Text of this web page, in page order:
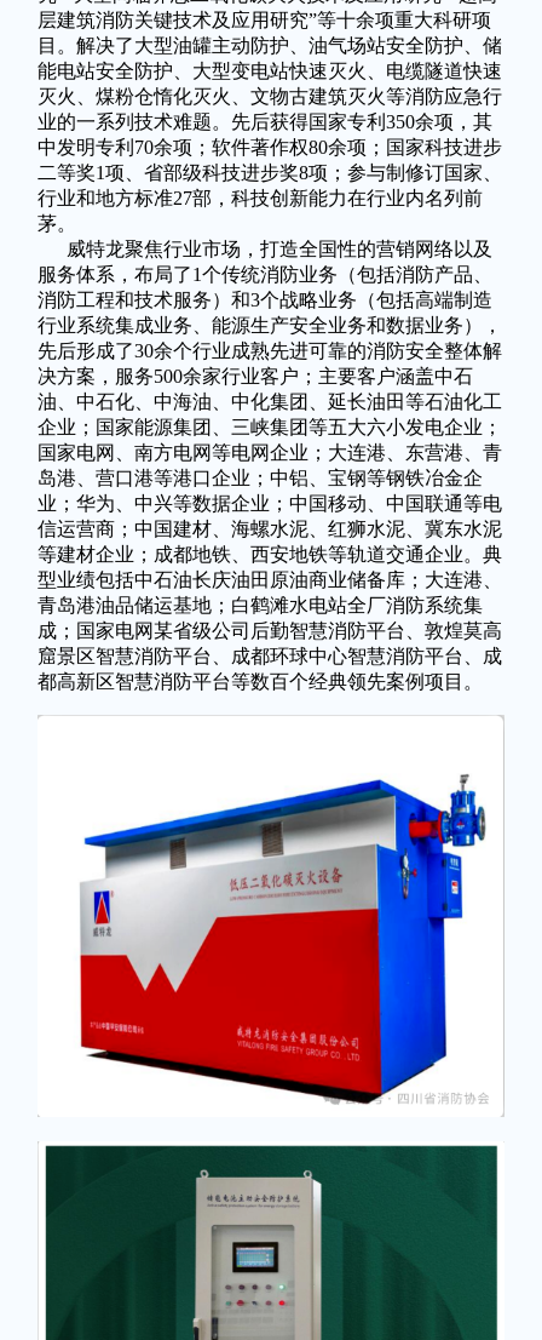
层建筑消防关键技术及应用研究”等十余项重大科研项
目。解决了大型油罐主动防护、油气场站安全防护、储
能电站安全防护、大型变电站快速灭火、电缆隧道快速
灭火、煤粉仓惰化灭火、文物古建筑灭火等消防应急行
业的一系列技术难题。先后获得国家专利350余项，其
中发明专利70余项；软件著作权80余项；国家科技进步
二等奖1项、省部级科技进步奖8项；参与制修订国家、
行业和地方标准27部，科技创新能力在行业内名列前
茅。
威特龙聚焦行业市场，打造全国性的营销网络以及
服务体系，布局了1个传统消防业务（包括消防产品、
消防工程和技术服务）和3个战略业务（包括高端制造
行业系统集成业务、能源生产安全业务和数据业务），
先后形成了30余个行业成熟先进可靠的消防安全整体解
决方案，服务500余家行业客户；主要客户涵盖中石
油、中石化、中海油、中化集团、延长油田等石油化工
企业；国家能源集团、三峡集团等五大六小发电企业；
国家电网、南方电网等电网企业；大连港、东营港、青
岛港、营口港等港口企业；中铝、宝钢等钢铁冶金企
业；华为、中兴等数据企业；中国移动、中国联通等电
信运营商；中国建材、海螺水泥、红狮水泥、冀东水泥
等建材企业；成都地铁、西安地铁等轨道交通企业。典
型业绩包括中石油长庆油田原油商业储备库；大连港、
青岛港油品储运基地；白鹤滩水电站全厂消防系统集
成；国家电网某省级公司后勤智慧消防平台、敦煌莫高
窟景区智慧消防平台、成都环球中心智慧消防平台、成
都高新区智慧消防平台等数百个经典领先案例项目。